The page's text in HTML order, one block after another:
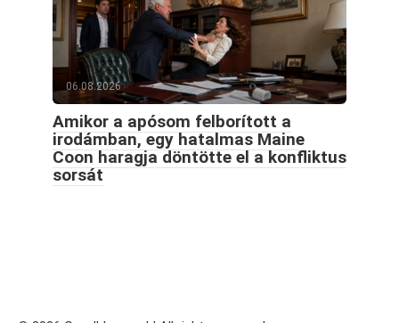
06.08.2026
Amikor a apósom felborított a
irodámban, egy hatalmas Maine
Coon haragja döntötte el a konfliktus
sorsát